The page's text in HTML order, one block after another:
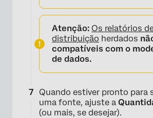
Atenção: Os relatórios
distribuição herdados
compatíveis com o
de dados.
Quando estiver pronto para
uma fonte, ajuste a
(ou mais, se desejar).